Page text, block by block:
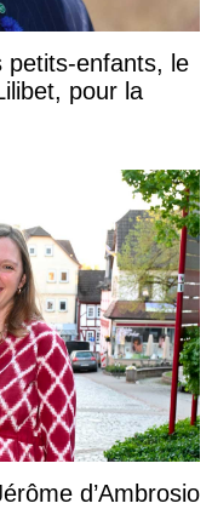
petits-enfants, le
pour la
d’Ambrosio